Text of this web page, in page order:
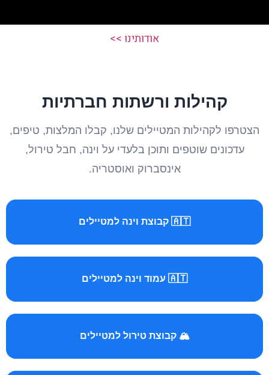
אודותינו >>
קהילות ורשתות חברתיות
הצטרפו לקהילות המטיילים שלנו, קבלו המלצות, טיפים,
עדכונים שוטפים ותוכן בלעדי על וינה, חבל טירול,
אינסברוק ואוסטריה.
🇦🇹 קבוצת וינה למטיילים
🇦🇹 עמוד וינה למטיילים
🏔️ קבוצת טירול למטיילים